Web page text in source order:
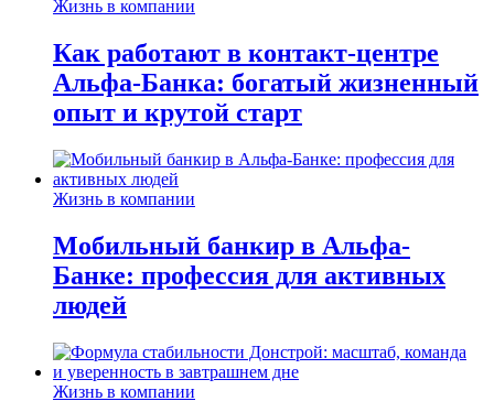
Жизнь в компании
Как работают в контакт-центре
Альфа-Банка: богатый жизненный
опыт и крутой старт
Жизнь в компании
Мобильный банкир в Альфа-
Банке: профессия для активных
людей
Жизнь в компании